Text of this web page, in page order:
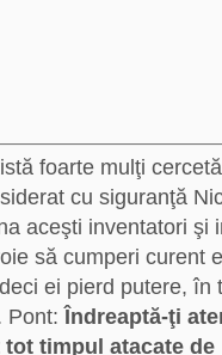
foarte mulţi
cu siguranţă
aceşti inventatori şi
să cumperi curent
ei pierd putere, în
Pont: Îndreaptă-ţi
timpul atacate de